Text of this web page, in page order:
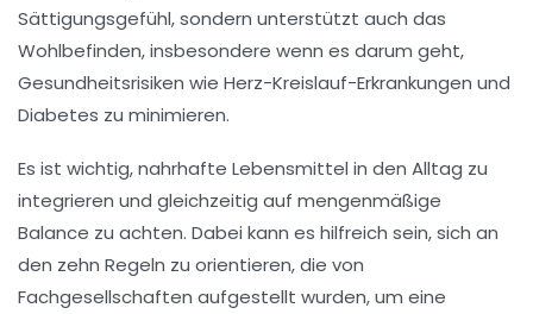
Sättigungsgefühl, sondern unterstützt auch das
Wohlbefinden, insbesondere wenn es darum geht,
Gesundheitsrisiken wie Herz-Kreislauf-Erkrankungen und
Diabetes zu minimieren.
Es ist wichtig, nahrhafte Lebensmittel in den Alltag zu
integrieren und gleichzeitig auf mengenmäßige
Balance zu achten. Dabei kann es hilfreich sein, sich an
den zehn Regeln zu orientieren, die von
Fachgesellschaften aufgestellt wurden, um eine